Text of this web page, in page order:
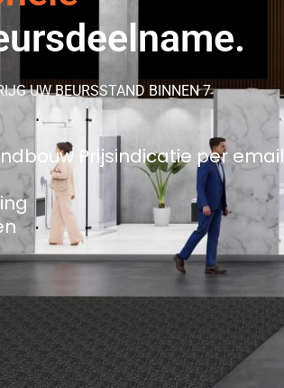
UW BEURSSTAND BINNEN 7
Prijsindicatie per email